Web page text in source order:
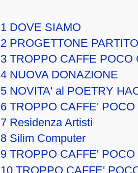
1 DOVE SIAMO
2 PROGETTONE
3 TROPPO CAFFE POCO
4 NUOVA DONAZIONE
5 NOVITA' al POETRY
6 TROPPO CAFFE'
7 Residenza Artisti
8 Silim Computer
9 TROPPO CAFFE'
10 TROPPO CAFFE'